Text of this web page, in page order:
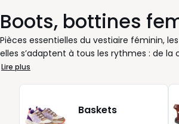
Boots, bottines
Pièces essentielles du vestiaire féminin,
elles s’adaptent à tous les rythmes : de
promenades du week-end. Leur grand
chaque matière apporte une nuance
mais rien ne vous empêche d'opter pour
Lire plus
Baskets